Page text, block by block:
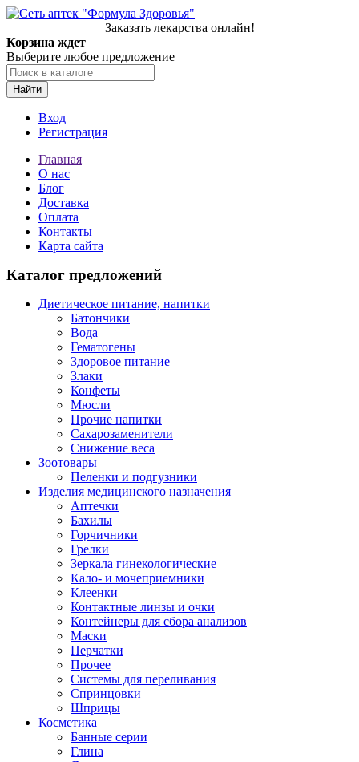
Заказать лекарства онлайн!
Корзина ждет
Выберите любое предложение
Найти
Вход
Регистрация
Главная
О нас
Блог
Доставка
Оплата
Контакты
Карта сайта
Каталог предложений
Диетическое питание, напитки
Батончики
Вода
Гематогены
Здоровое питание
Злаки
Конфеты
Мюсли
Прочие напитки
Сахарозаменители
Снижение веса
Зоотовары
Пеленки и подгузники
Изделия медицинского назначения
Аптечки
Бахилы
Горчичники
Грелки
Зеркала гинекологические
Кало- и мочеприемники
Клеенки
Контактные линзы и очки
Контейнеры для сбора анализов
Маски
Перчатки
Прочее
Системы для переливания
Спринцовки
Шприцы
Косметика
Банные серии
Глина